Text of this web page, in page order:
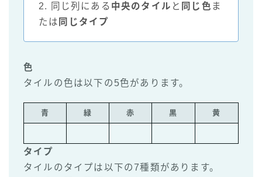
2. 同じ列にある 中央のタイル と 同じ色 ま
たは 同じタイプ
色
タイルの色は以下の5色があります。
青 緑 赤 黒 黄
タイプ
タイルのタイプは以下の7種類があります。